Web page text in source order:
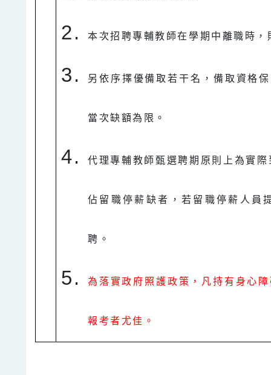
本次招聘專輔教師在學期中離職時
另依序擇優備取若干名，備取資格
當次缺額為限。
代理專輔教師甄選聘期原則上為實
佔留職停薪缺者，若留職停薪人員
聘。
為落實政府照護政策，凡持有身心
報考者尤佳。